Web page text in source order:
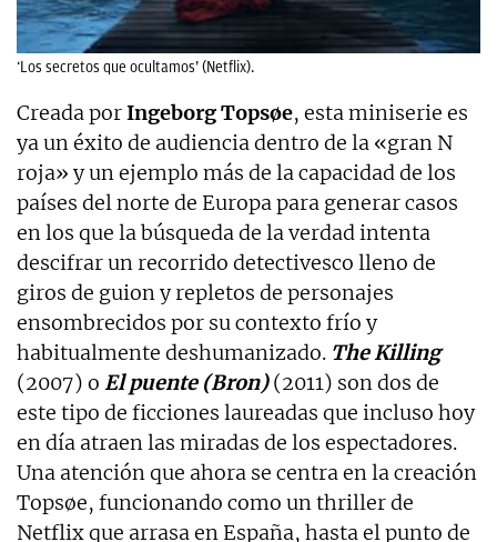
‘Los secretos que ocultamos’ (Netflix).
Creada porIngeborg Topsøe, esta miniserie es
ya un éxito de audiencia dentro de la «gran N
roja» y un ejemplo más de la capacidad de los
países del norte de Europa para generar casos
en los que la búsqueda de la verdad intenta
descifrar un recorrido detectivesco lleno de
giros de guion y repletos de personajes
ensombrecidos por su contexto frío y
habitualmente deshumanizado. The Killing
(2007) o El puente (Bron) (2011) son dos de
este tipo de ficciones laureadas que incluso hoy
en día atraen las miradas de los espectadores.
Una atención que ahora se centra en la creación
Topsøe, funcionando como un thriller de
Netflix que arrasa en España, hasta el punto de